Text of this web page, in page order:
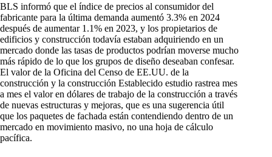
BLS informó que el índice de precios al consumidor del
fabricante para la última demanda aumentó 3.3% en 2024
después de aumentar 1.1% en 2023, y los propietarios de
edificios y construcción todavía estaban adquiriendo en un
mercado donde las tasas de productos podrían moverse mucho
más rápido de lo que los grupos de diseño deseaban confesar.
El valor de la Oficina del Censo de EE.UU. de la
construcción y la construcción Establecido estudio rastrea mes
a mes el valor en dólares de trabajo de la construcción a través
de nuevas estructuras y mejoras, que es una sugerencia útil
que los paquetes de fachada están contendiendo dentro de un
mercado en movimiento masivo, no una hoja de cálculo
pacífica.